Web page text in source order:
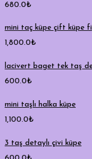
680.0₺
mini taç küpe çift küpe
1,800.0₺
lacivert baget tek taş
600.0₺
mini taşlı halka küpe
1,100.0₺
3 taş detaylı çivi küpe